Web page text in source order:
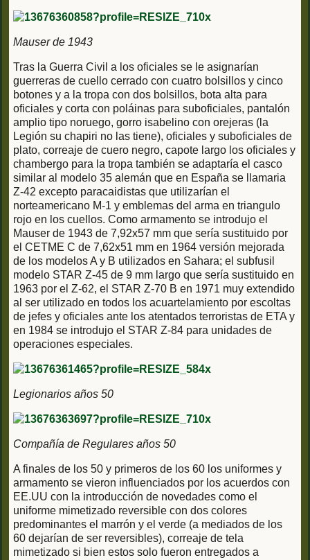
Mauser de 1943
Tras la Guerra Civil a los oficiales se le asignarían
guerreras de cuello cerrado con cuatro bolsillos y cinco
botones y a la tropa con dos bolsillos, bota alta para
oficiales y corta con poláinas para suboficiales, pantalón
amplio tipo noruego, gorro isabelino con orejeras (la
Legión su chapiri no las tiene), oficiales y suboficiales de
plato, correaje de cuero negro, capote largo los oficiales y
chambergo para la tropa también se adaptaría el casco
similar al modelo 35 alemán que en España se llamaria
Z-42 excepto paracaidistas que utilizarían el
norteamericano M-1 y emblemas del arma en triangulo
rojo en los cuellos. Como armamento se introdujo el
Mauser de 1943 de 7,92x57 mm que sería sustituido por
el CETME C de 7,62x51 mm en 1964 versión mejorada
de los modelos A y B utilizados en Sahara; el subfusil
modelo STAR Z-45 de 9 mm largo que sería sustituido en
1963 por el Z-62, el STAR Z-70 B en 1971 muy extendido
al ser utilizado en todos los acuartelamiento por escoltas
de jefes y oficiales ante los atentados terroristas de ETA y
en 1984 se introdujo el STAR Z-84 para unidades de
operaciones especiales.
Legionarios años 50
Compañía de Regulares años 50
A finales de los 50 y primeros de los 60 los uniformes y
armamento se vieron influenciados por los acuerdos con
EE.UU con la introducción de novedades como el
uniforme mimetizado reversible con dos colores
predominantes el marrón y el verde (a mediados de los
60 dejarían de ser reversibles), correaje de tela
mimetizado si bien estos solo fueron entregados a